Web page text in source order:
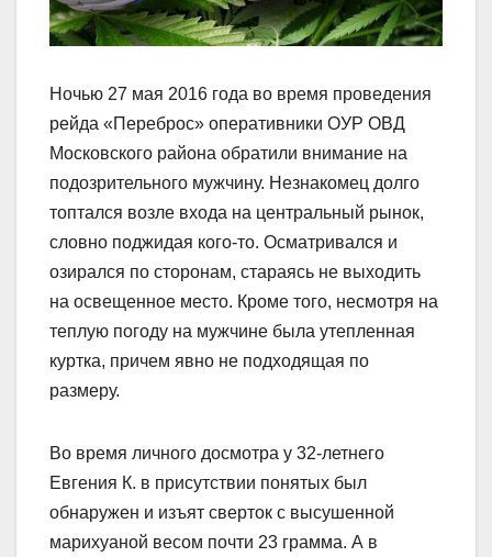
Ночью 27 мая 2016 года во время проведения
рейда «Переброс» оперативники ОУР ОВД
Московского района обратили внимание на
подозрительного мужчину. Незнакомец долго
топтался возле входа на центральный рынок,
словно поджидая кого-то. Осматривался и
озирался по сторонам, стараясь не выходить
на освещенное место. Кроме того, несмотря на
теплую погоду на мужчине была утепленная
куртка, причем явно не подходящая по
размеру.
Во время личного досмотра у 32-летнего
Евгения К. в присутствии понятых был
обнаружен и изъят сверток с высушенной
марихуаной весом почти 23 грамма. А в